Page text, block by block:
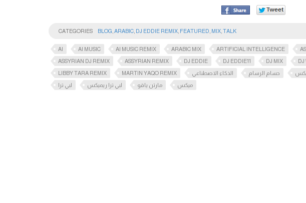
CATEGORIES BLOG ARABIC DJ EDDIE REMIX FEATURED MIX TALK
AI AI MUSIC AI MUSIC REMIX ARABIC MIX ARTIFICIAL INTELLIGENCE
ASSYRIAN DJ REMIX
ASSYRIAN REMIX DJ EDDIE DJ EDDIE11 DJ MIX DJ
LIBBY TARA REMIX
MARTIN YAQO REMIX الذكاء الاصطناعي حسام الرسام
لبي ترا
لبي ترا ريميكس مارتن ياقو ميكس